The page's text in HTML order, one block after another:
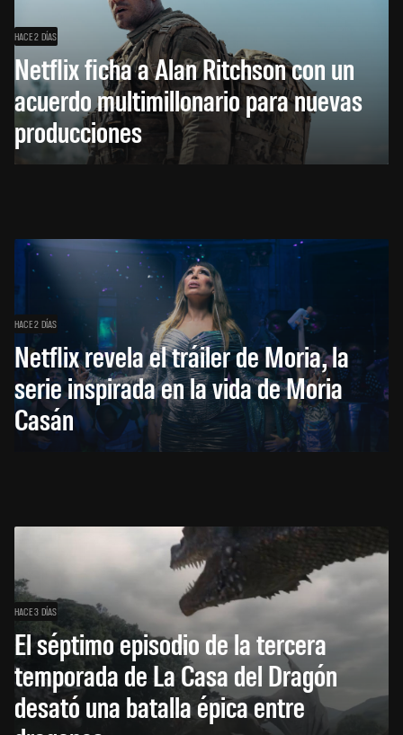
HACE 2 DÍAS
Netflix ficha a Alan Ritchson con un
acuerdo multimillonario para nuevas
producciones
HACE 2 DÍAS
Netflix revela el tráiler de Moria, la
serie inspirada en la vida de Moria
Casán
HACE 3 DÍAS
El séptimo episodio de la tercera
temporada de La Casa del Dragón
desató una batalla épica entre